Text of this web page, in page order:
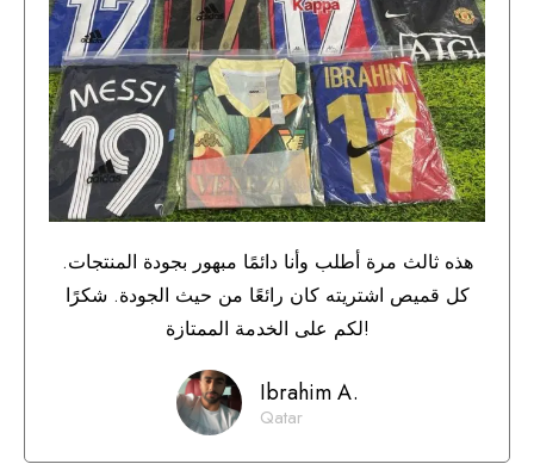
هذه ثالث مرة أطلب وأنا دائمًا مبهور بجودة المنتجات.
كل قميص اشتريته كان رائعًا من حيث الجودة. شكرًا
لكم على الخدمة الممتازة!
Ibrahim A.
Qatar